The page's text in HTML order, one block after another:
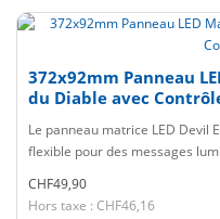
372x92mm Panneau
du Diable avec
Le panneau matrice LED Devil
flexible pour des messages
CHF49,90
Hors taxe : CHF46,16